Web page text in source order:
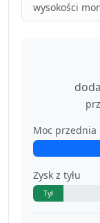
wysokości
Moc przednia
Zysk z tyłu
Tył